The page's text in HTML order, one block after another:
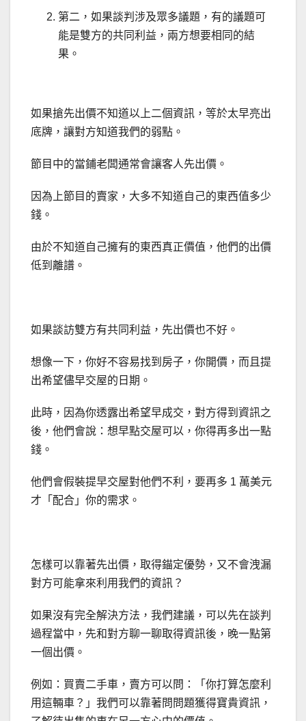
第二，如果談判涉及眾多議題，有的議題可
能是雙方的共同利益，兩方想要相同的結
果。
如果搶先出價不知道以上二個資訊，等於太早亮出
底牌，讓對方知道我們的弱點。
節目中的當鋪老闆通常會讓客人先出價。
因為上節目的賣家，大多不知道自己的東西值多少
錢。
由於不知道自己擁有的東西真正價值，他們的出價
低到離譜。
如果談訪雙方有共同利益，先出價也不好。
想像一下，你好不容易找到房子，你開價，而且提
出希望儘早交屋的日期。
此時，因為你透露出希望早成交，對方得到資訊之
後，他們會說：想早點交屋可以，你得再多出一點
錢。
他們會假裝提早交屋對他們不利，要再多 1 萬美元
才「配合」你的需求。
怎樣可以靠著先出價，取得錨定優勢，又不會洩漏
對方可能拿來利用我們的資訊？
如果沒有完全解決方法，我們建議，可以先在談判
過程當中，先和對方聊一聊取得資訊後，晚一點第
一個出價。
例如：買賣二手車，賣方可以問：「你打算怎麼利
用這輛車？」我們可以靠著問問題獲得寶貴資訊，